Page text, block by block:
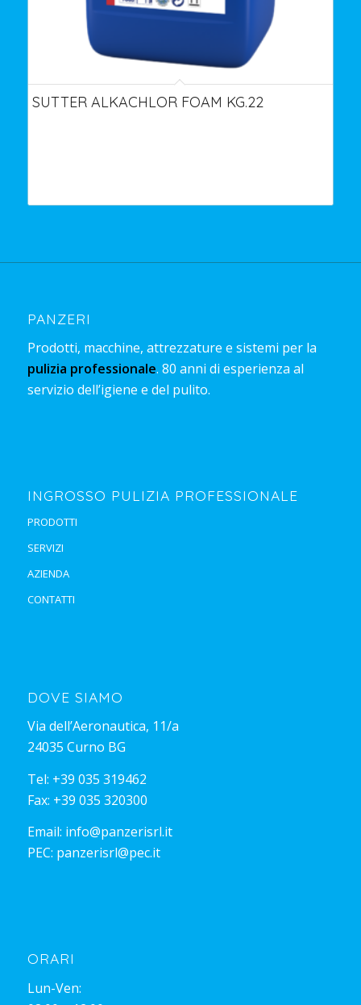
SUTTER ALKACHLOR FOAM KG.22
PANZERI
Prodotti, macchine, attrezzature e sistemi per la
pulizia professionale. 80 anni di esperienza al
servizio dell’igiene e del pulito.
INGROSSO PULIZIA PROFESSIONALE
PRODOTTI
SERVIZI
AZIENDA
CONTATTI
DOVE SIAMO
Via dell’Aeronautica, 11/a
24035 Curno BG
Tel: +39 035 319462
Fax: +39 035 320300
Email: info@panzerisrl.it
PEC: panzerisrl@pec.it
ORARI
Lun-Ven: